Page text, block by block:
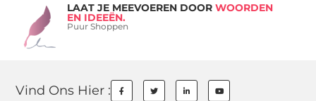
LAAT JE MEEVOEREN DOOR WOORDEN
EN IDEEËN.
Puur Shoppen
Vind Ons Hier :